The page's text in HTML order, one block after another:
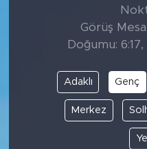
Görüş
Doğumu: 6:17,
Adaklı Genç
Merkez